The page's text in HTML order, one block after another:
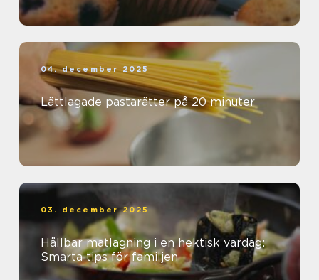
04. december 2025
Lättlagade pastarätter på 20 minuter
03. december 2025
Hållbar matlagning i en hektisk vardag:
Smarta tips för familjen